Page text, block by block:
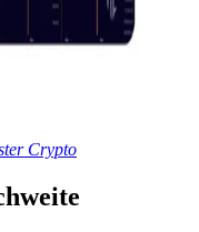
Crypto